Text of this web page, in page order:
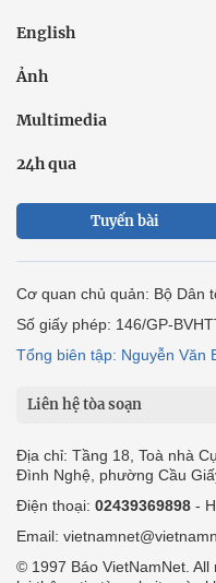
English
Ảnh
Multimedia
24h qua
Tuyến bài
Cơ quan chủ quản: Bộ Dân
Số giấy phép: 146/GP-
Tổng biên tập: Nguyễn Văn
Liên hệ tòa soạn
Địa chỉ: Tầng 18, Toà nhà
Đình Nghệ, phường Cầu
Điện thoại: 02439369898 -
Email:
© 1997 Báo VietNamNet.